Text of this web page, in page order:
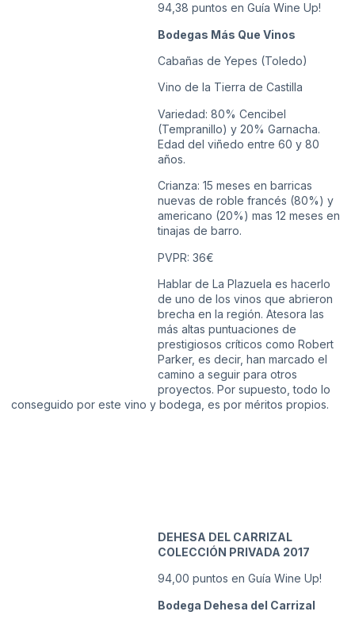
94,38 puntos en Guía Wine Up!
Bodegas Más Que Vinos
Cabañas de Yepes (Toledo)
Vino de la Tierra de Castilla
Variedad: 80% Cencibel
(Tempranillo) y 20% Garnacha.
Edad del viñedo entre 60 y 80
años.
Crianza: 15 meses en barricas
nuevas de roble francés (80%) y
americano (20%) mas 12 meses en
tinajas de barro.
PVPR: 36€
Hablar de La Plazuela es hacerlo
de uno de los vinos que abrieron
brecha en la región. Atesora las
más altas puntuaciones de
prestigiosos críticos como Robert
Parker, es decir, han marcado el
camino a seguir para otros
proyectos. Por supuesto, todo lo
conseguido por este vino y bodega, es por méritos propios.
DEHESA DEL CARRIZAL
COLECCIÓN PRIVADA 2017
94,00 puntos en Guía Wine Up!
Bodega Dehesa del Carrizal